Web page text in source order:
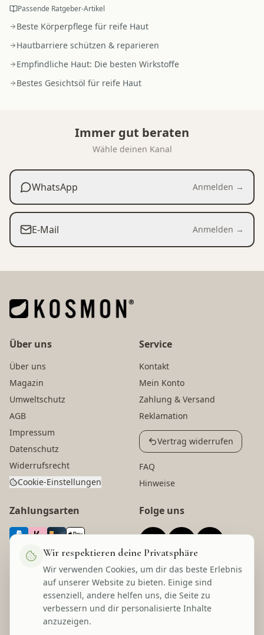
Wir respektieren deine Privatsphäre
Wir verwenden Cookies, um dir das beste Erlebnis
auf unserer Website zu bieten. Einige sind
essenziell, andere helfen uns, die Seite zu
verbessern und dir personalisierte Inhalte
anzuzeigen.
Passende Ratgeber-Artikel
Beste Körperpflege für reife Haut
Hautbarriere schützen & reparieren
Empfindliche Haut: Die besten Wirkstoffe
Bestes Gesichtsöl für reife Haut
Immer gut beraten
Wähle deinen Kanal
WhatsApp Anmelden →
E-Mail Anmelden →
Über uns
Über uns
Magazin
Umweltschutz
AGB
Impressum
Datenschutz
Widerrufsrecht
Cookie-Einstellungen
Service
Kontakt
Mein Konto
Zahlung & Versand
Reklamation
Vertrag widerrufen
FAQ
Hinweise
Zahlungsarten
Versandarten
Folge uns
Auszeichnungen